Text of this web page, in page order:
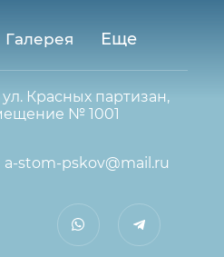
Галерея Еще
ул. Красных партизан,
№ 1001
a-stom-pskov@mail.ru